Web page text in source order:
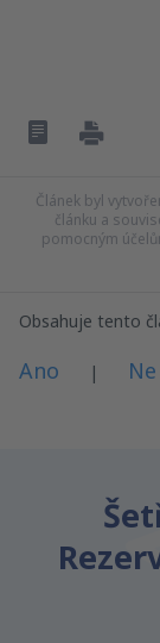
Článek byl
článku a
pomocným
Obsahuje tento
Ano | Ne
Obsahuje